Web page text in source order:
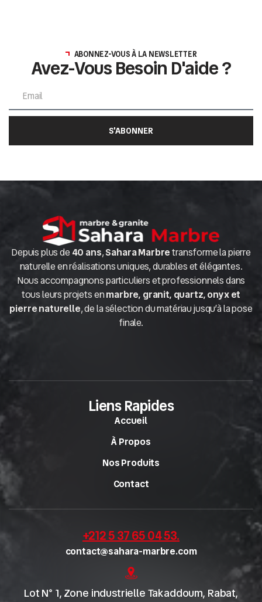
ABONNEZ-VOUS À LA NEWSLETTER
Avez-Vous Besoin D'aide ?
S'ABONNER
Depuis plus de 40 ans,Sahara Marbretransforme la pierre
naturelle en réalisations uniques, durables et élégantes.
Nous accompagnons particuliers et professionnels dans
tous leurs projets enmarbre, granit, quartz, onyx et
pierre naturelle, de la sélection du matériau jusqu’à la pose
finale.
Liens Rapides
Accueil
À Propos
Nos Produits
Contact
+212 5 37 65 04 53.
contact@sahara-marbre.com
Lot N° 1, Zone industrielle Takaddoum, Rabat,